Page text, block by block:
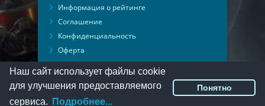
Информация о рейтинге
Соглашение
Конфиденциальность
Оферта
Мониторинг ВКонтакте
© 2016-2026 Мы ВКонтакте
Наш сайт использует файлы cookie
для улучшения предоставляемого
сервиса.
Подробнее...
Понятно